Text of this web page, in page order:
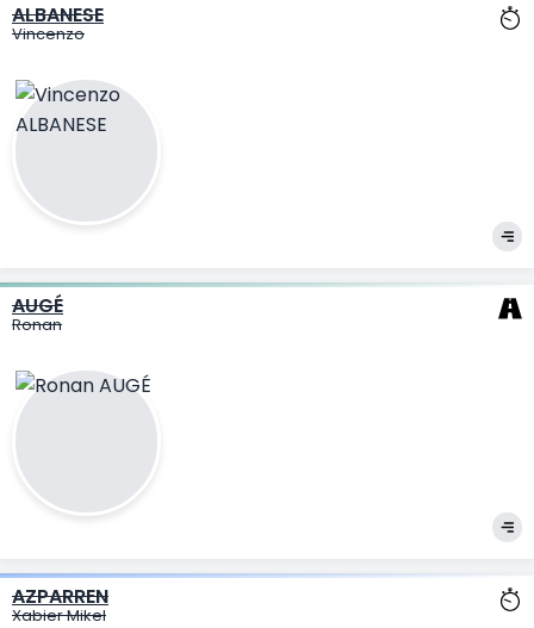
ALBANESE
Vincenzo
AUGÉ
Ronan
AZPARREN
Xabier Mikel